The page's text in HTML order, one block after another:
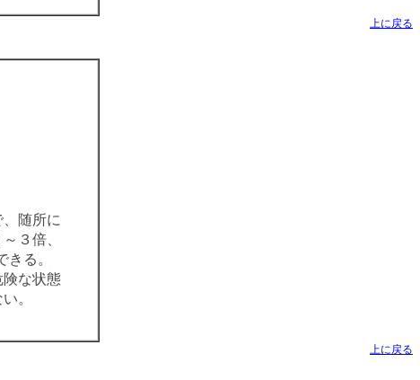
上に戻る
、随所に
３倍、
る。
険な状態
。
上に戻る